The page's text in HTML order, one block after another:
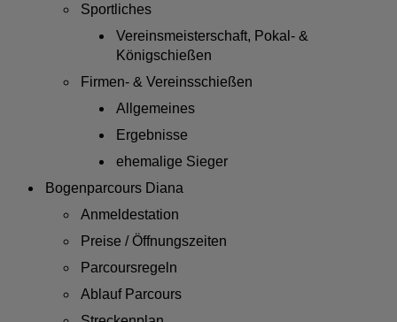
Sportliches
Vereinsmeisterschaft, Pokal- &
Königschießen
Firmen- & Vereinsschießen
Allgemeines
Ergebnisse
ehemalige Sieger
Bogenparcours Diana
Anmeldestation
Preise / Öffnungszeiten
Parcoursregeln
Ablauf Parcours